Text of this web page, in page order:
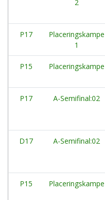
2
P17
Placeringskampe
1
P15 Placeringskampe
P17 A-Semifinal:02
D17 A-Semifinal:02
P15 Placeringskampe